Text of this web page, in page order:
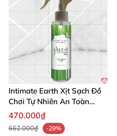
Intimate Earth Xịt Sạch Đồ
Chơi Tự Nhiên An Toàn
Hoàn Hảo
470.000₫
662.000₫ -29%